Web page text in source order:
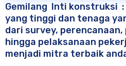
Gemilang Inti konstruksi :
yang tinggi dan tenaga
dari survey,
hingga pelaksanaan
menjadi mitra terbaik